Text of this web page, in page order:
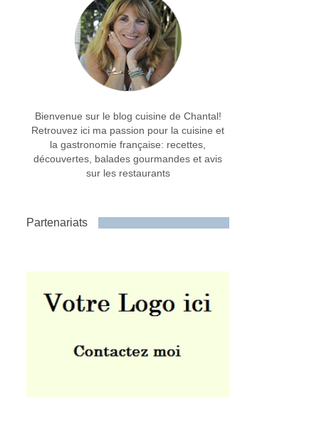
Bienvenue sur le blog cuisine de Chantal!
Retrouvez ici ma passion pour la cuisine et
la gastronomie française: recettes,
découvertes, balades gourmandes et avis
sur les restaurants
Partenariats